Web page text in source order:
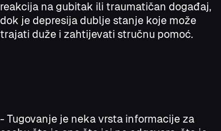
reakcija na gubitak ili traumatičan događaj,
dok je depresija dublje stanje koje može
trajati duže i zahtijevati stručnu pomoć.
- Tugovanje je neka vrsta informacije za